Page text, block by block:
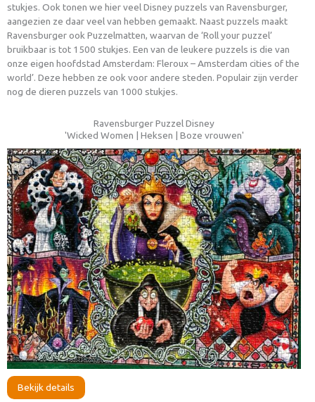
stukjes. Ook tonen we hier veel Disney puzzels van Ravensburger,
aangezien ze daar veel van hebben gemaakt. Naast puzzels maakt
Ravensburger ook Puzzelmatten, waarvan de ‘Roll your puzzel’
bruikbaar is tot 1500 stukjes. Een van de leukere puzzels is die van
onze eigen hoofdstad Amsterdam: Fleroux – Amsterdam cities of the
world’. Deze hebben ze ook voor andere steden. Populair zijn verder
nog de dieren puzzels van 1000 stukjes.
Ravensburger Puzzel Disney
'Wicked Women | Heksen | Boze vrouwen'
Bekijk details